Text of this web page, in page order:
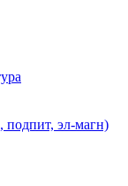
подпит, эл-магн)